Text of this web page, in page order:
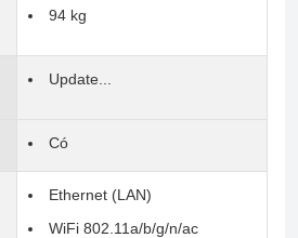
94 kg
Update...
Có
Ethernet (LAN)
WiFi 802.11a/b/g/n/ac